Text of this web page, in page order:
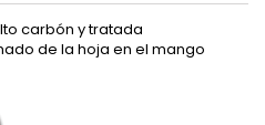
carbón y tratada
de la hoja en el mango